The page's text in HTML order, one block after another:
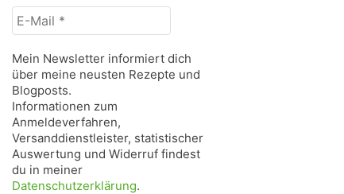
Mein Newsletter informiert dich
über meine neusten Rezepte und
Blogposts.
Informationen zum
Anmeldeverfahren,
Versanddienstleister, statistischer
Auswertung und Widerruf findest
du in meiner
Datenschutzerklärung.